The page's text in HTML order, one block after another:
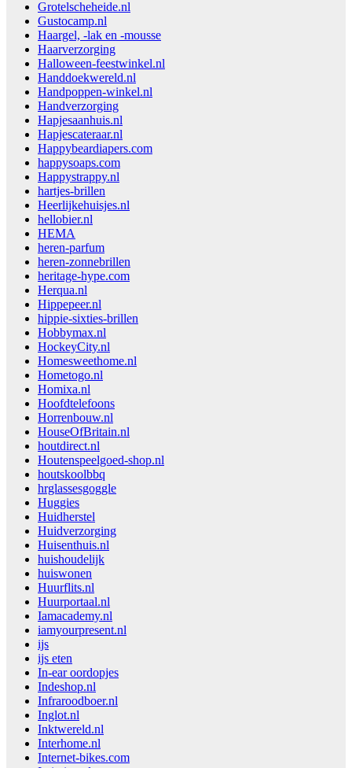
Grotelscheheide.nl
Gustocamp.nl
Haargel, -lak en -mousse
Haarverzorging
Halloween-feestwinkel.nl
Handdoekwereld.nl
Handpoppen-winkel.nl
Handverzorging
Hapjesaanhuis.nl
Hapjescateraar.nl
Happybeardiapers.com
happysoaps.com
Happystrappy.nl
hartjes-brillen
Heerlijkehuisjes.nl
hellobier.nl
HEMA
heren-parfum
heren-zonnebrillen
heritage-hype.com
Herqua.nl
Hippepeer.nl
hippie-sixties-brillen
Hobbymax.nl
HockeyCity.nl
Homesweethome.nl
Hometogo.nl
Homixa.nl
Hoofdtelefoons
Horrenbouw.nl
HouseOfBritain.nl
houtdirect.nl
Houtenspeelgoed-shop.nl
houtskoolbbq
hrglassesgoggle
Huggies
Huidherstel
Huidverzorging
Huisenthuis.nl
huishoudelijk
huiswonen
Huurflits.nl
Huurportaal.nl
Iamacademy.nl
iamyourpresent.nl
ijs
ijs eten
In-ear oordopjes
Indeshop.nl
Infraroodboer.nl
Inglot.nl
Inktwereld.nl
Interhome.nl
Internet-bikes.com